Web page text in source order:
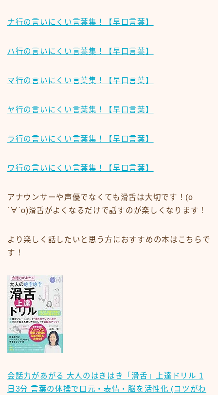
ナ行の言いにくい言葉集！【早口言葉】
ハ行の言いにくい言葉集！【早口言葉】
マ行の言いにくい言葉集！【早口言葉】
ヤ行の言いにくい言葉集！【早口言葉】
ラ行の言いにくい言葉集！【早口言葉】
ワ行の言いにくい言葉集！【早口言葉】
アナウンサーや声優でなくても滑舌は大切です！(о
´∀`о)滑舌がよくなるだけで話すのが楽しくなります！
より楽しく話したいと思う方におすすめの本はこちらで
す！
会話力があがる 大人のはきはき「滑舌」上達ドリル 1
日3分 言葉の体操で口元・表情・脳を活性化 (コツがわ